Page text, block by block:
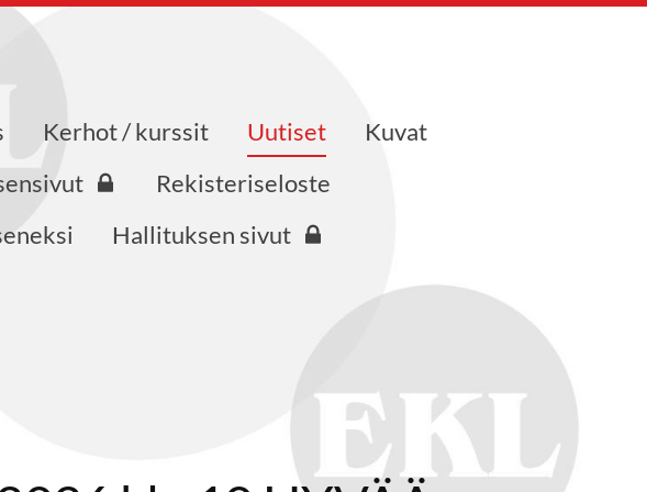
Kerhot / kurssit Uutiset
Kuvat
Rekisteriseloste
Hallituksen sivut